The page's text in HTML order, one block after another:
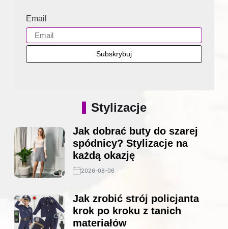
Email
Stylizacje
Jak dobrać buty do szarej
spódnicy? Stylizacje na
każdą okazję
2026-08-06
Jak zrobić strój policjanta
krok po kroku z tanich
materiałów